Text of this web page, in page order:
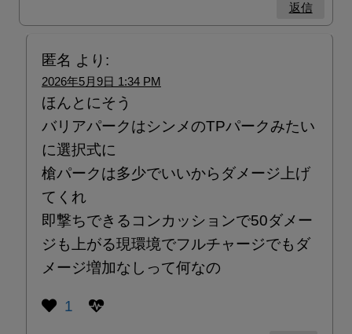
返信
匿名 より:
2026年5月9日 1:34 PM
ほんとにそう
バリアパークはシンメのTPパークみたい
に選択式に
槍パークは多少でいいからダメージ上げ
てくれ
即撃ちできるコンカッションで50ダメー
ジも上がる現環境でフルチャージでもダ
メージ増加なしって何なの
1